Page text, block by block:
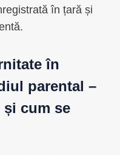
în țară și
în
parental –
și cum se